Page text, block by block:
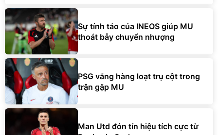
Sự tỉnh táo của INEOS giúp MU
thoát bẫy chuyển nhượng
PSG vắng hàng loạt trụ cột trong
trận gặp MU
Man Utd đón tín hiệu tích cực từ